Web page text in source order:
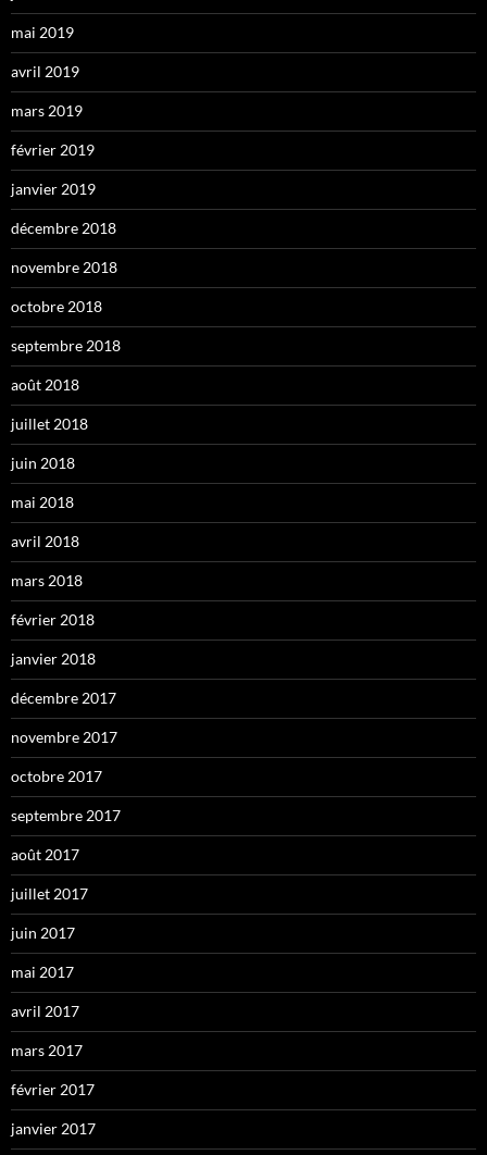
mai 2019
avril 2019
mars 2019
février 2019
janvier 2019
décembre 2018
novembre 2018
octobre 2018
septembre 2018
août 2018
juillet 2018
juin 2018
mai 2018
avril 2018
mars 2018
février 2018
janvier 2018
décembre 2017
novembre 2017
octobre 2017
septembre 2017
août 2017
juillet 2017
juin 2017
mai 2017
avril 2017
mars 2017
février 2017
janvier 2017